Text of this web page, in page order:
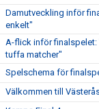
Damutveckling inför
enkelt"
A-flick inför finalspelet:
tuffa matcher"
Spelschema för
Välkommen till